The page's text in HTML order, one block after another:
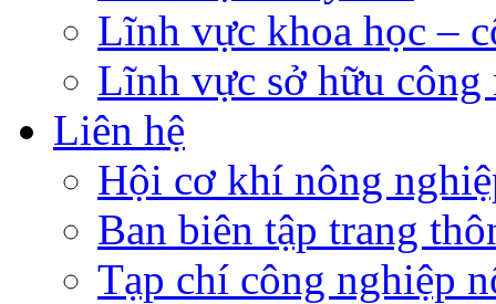
Lĩnh vực khoa học –
Lĩnh vực sở hữu công
Liên hệ
Hội cơ khí nông
Ban biên tập trang
Tạp chí công nghiệp